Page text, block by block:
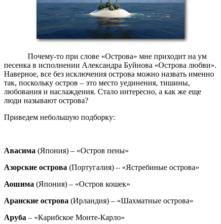
Почему-то при слове «Острова» мне приходит на ум
песенка в исполнении Александра Буйнова «Острова любви».
Наверное, все без исключения острова можно назвать именно
так, поскольку остров – это место уединения, тишины,
любования и наслаждения. Стало интересно, а как же еще
люди называют острова?
Приведем небольшую подборку:
Авасима (Япония) – «Остров пены»
Азорские острова (Португалия) – «Ястребиные острова»
Аошима (Япония) – «Остров кошек»
Аранские острова (Ирландия) – «Шахматные острова»
Аруба – «Карибское Монте-Карло»